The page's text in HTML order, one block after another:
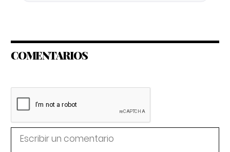
COMENTARIOS